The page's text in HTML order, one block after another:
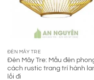
ĐÈN MÂY TRE
Đèn Mây Tre: Mẫu đèn
cách rustic trang trí hành
lối đi